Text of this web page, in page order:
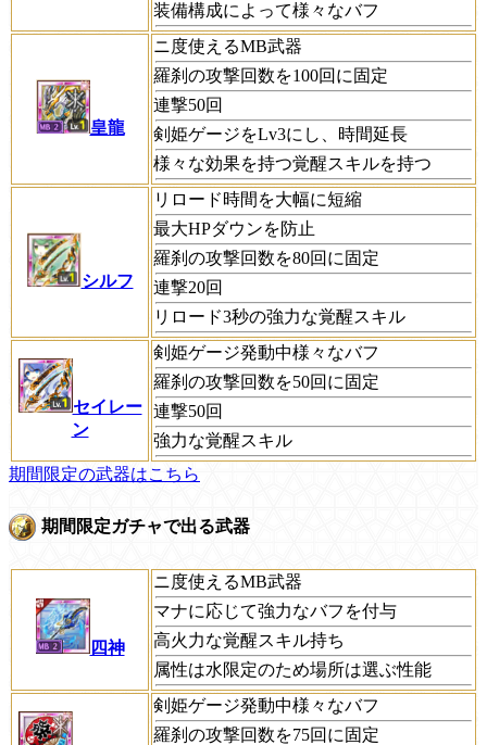
装備構成によって様々なバフ
皇龍
ニ度使えるMB武器
羅刹の攻撃回数を100回に固定
連撃50回
剣姫ゲージをLv3にし、時間延長
様々な効果を持つ覚醒スキルを持つ
シルフ
リロード時間を大幅に短縮
最大HPダウンを防止
羅刹の攻撃回数を80回に固定
連撃20回
リロード3秒の強力な覚醒スキル
セイレー
ン
剣姫ゲージ発動中様々なバフ
羅刹の攻撃回数を50回に固定
連撃50回
強力な覚醒スキル
期間限定の武器はこちら
期間限定ガチャで出る武器
四神
ニ度使えるMB武器
マナに応じて強力なバフを付与
高火力な覚醒スキル持ち
属性は水限定のため場所は選ぶ性能
剣姫ゲージ発動中様々なバフ
羅刹の攻撃回数を75回に固定